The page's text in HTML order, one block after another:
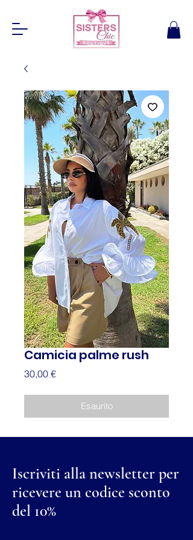
Camicia palme rush
30,00 €Prezzo
Esaurito
Iscriviti alla newsletter per
ricevere un codice sconto
del 10%